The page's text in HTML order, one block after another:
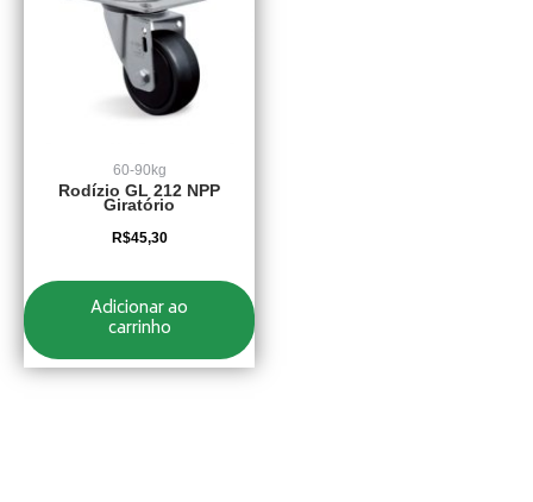
60-90kg
Rodízio GL 212 NPP
Giratório
R$45,30
Adicionar ao
carrinho